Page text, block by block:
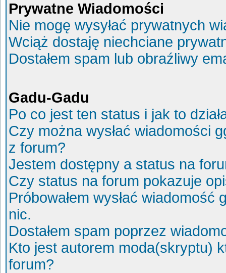
Prywatne Wiadomości
Nie mogę wysyłać prywatnych
Wciąż dostaję niechciane
Dostałem spam lub obraźliwy
Gadu-Gadu
Po co jest ten status i jak to
Czy można wysłać wiadomości
z forum?
Jestem dostępny a status na
Czy status na forum pokazuje
Próbowałem wysłać
nic.
Dostałem spam poprzez
Kto jest autorem moda(skryptu)
forum?